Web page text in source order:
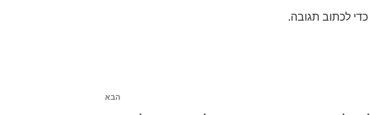
כדי לכתוב תגובה.
הפוסטהבא